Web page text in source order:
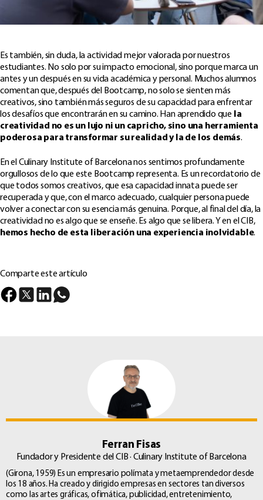
Es también, sin duda, la actividad mejor valorada por nuestros
estudiantes. No solo por su impacto emocional, sino porque marca un
antes y un después en su vida académica y personal. Muchos alumnos
comentan que, después del Bootcamp, no solo se sienten más
creativos, sino también más seguros de su capacidad para enfrentar
los desafíos que encontrarán en su camino. Han aprendido que
la
creatividad no es un lujo ni un capricho, sino una herramienta
poderosa para transformar su realidad y la de los demás.
En el Culinary Institute of Barcelona nos sentimos profundamente
orgullosos de lo que este Bootcamp representa. Es un recordatorio de
que todos somos creativos, que esa capacidad innata puede ser
recuperada y que, con el marco adecuado, cualquier persona puede
volver a conectar con su esencia más genuina. Porque, al final del día, la
creatividad no es algo que se enseñe. Es algo que se libera. Y en el CIB,
hemos hecho de esta liberación una experiencia inolvidable.
Comparte este artículo
Ferran Fisas
Fundador y Presidente del CIB · Culinary Institute of Barcelona
(Girona, 1959) Es un empresario polímata y metaemprendedor desde
los 18 años. Ha creado y dirigido empresas en sectores tan diversos
como las artes gráficas, ofimática, publicidad, entretenimiento,